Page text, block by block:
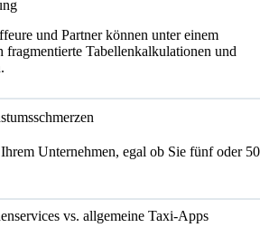
und Partner können unter einem
fragmentierte Tabellenkalkulationen und
Unternehmen, egal ob Sie fünf oder 50
vs. allgemeine Taxi-Apps